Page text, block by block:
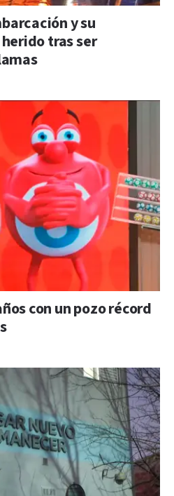
y su
tras ser
con un pozo récord